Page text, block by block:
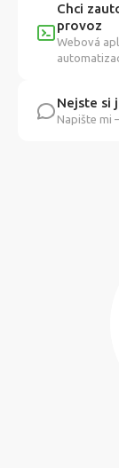
Chci
provoz
Webová
Nejste si
Napište mi